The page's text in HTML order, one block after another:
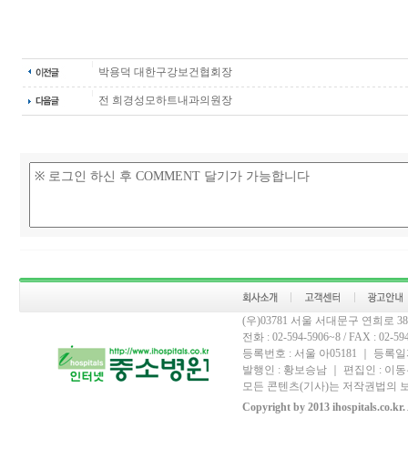
박용덕 대한구강보건협회장
전 희경성모하트내과의원장
(우)03781 서울 서대문구 연희로
전화 : 02-594-5906~8 / FAX : 02-
등록번호 : 서울 아05181 ｜ 등록
발행인 : 황보승남 ｜ 편집인 : 이
모든 콘텐츠(기사)는 저작권법의
Copyright by 2013 ihospitals.co.kr.